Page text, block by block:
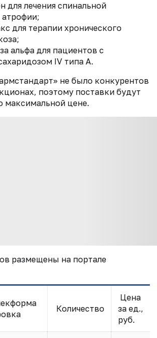
для лечения спинальной
для терапии хронического
альфа для пациентов с
IV типа А.
не было конкурентов
поэтому поставки будут
максимальной цене.
размещены на портале
Количество
Цена
за ед.,
руб.